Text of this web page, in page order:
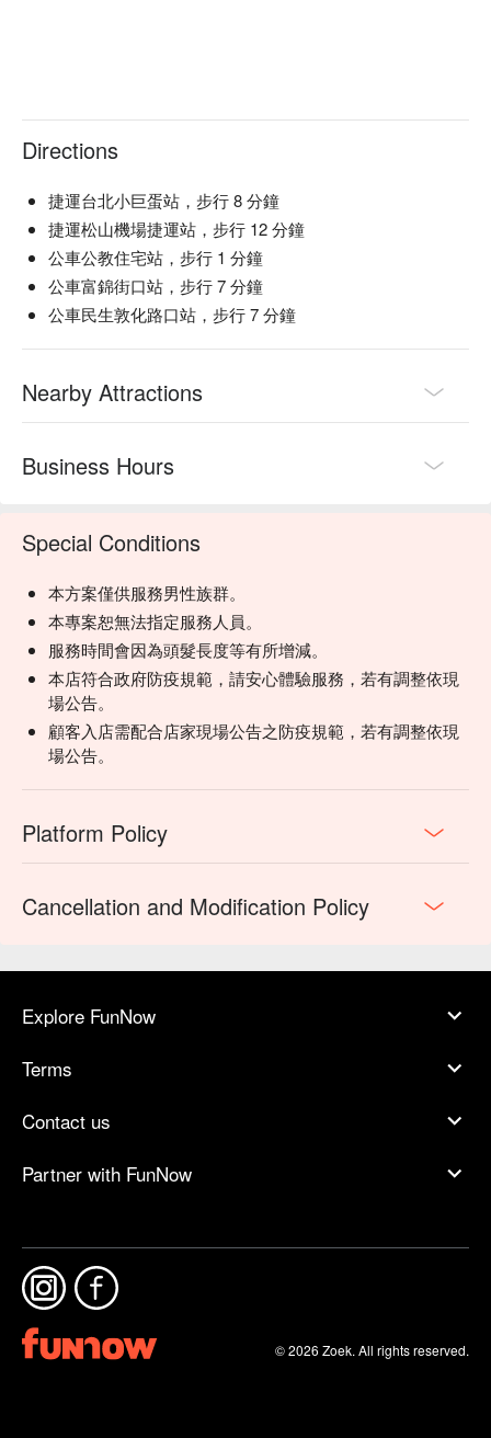
Directions
捷運台北小巨蛋站，步行 8 分鐘
捷運松山機場捷運站，步行 12 分鐘
公車公教住宅站，步行 1 分鐘
公車富錦街口站，步行 7 分鐘
公車民生敦化路口站，步行 7 分鐘
Nearby Attractions
Business Hours
Special Conditions
本方案僅供服務男性族群。
本專案恕無法指定服務人員。
服務時間會因為頭髮長度等有所增減。
本店符合政府防疫規範，請安心體驗服務，若有調整依現
場公告。
顧客入店需配合店家現場公告之防疫規範，若有調整依現
場公告。
Platform Policy
Cancellation and Modification Policy
Explore FunNow
Terms
Contact us
Partner with FunNow
© 2026 Zoek. All rights reserved.